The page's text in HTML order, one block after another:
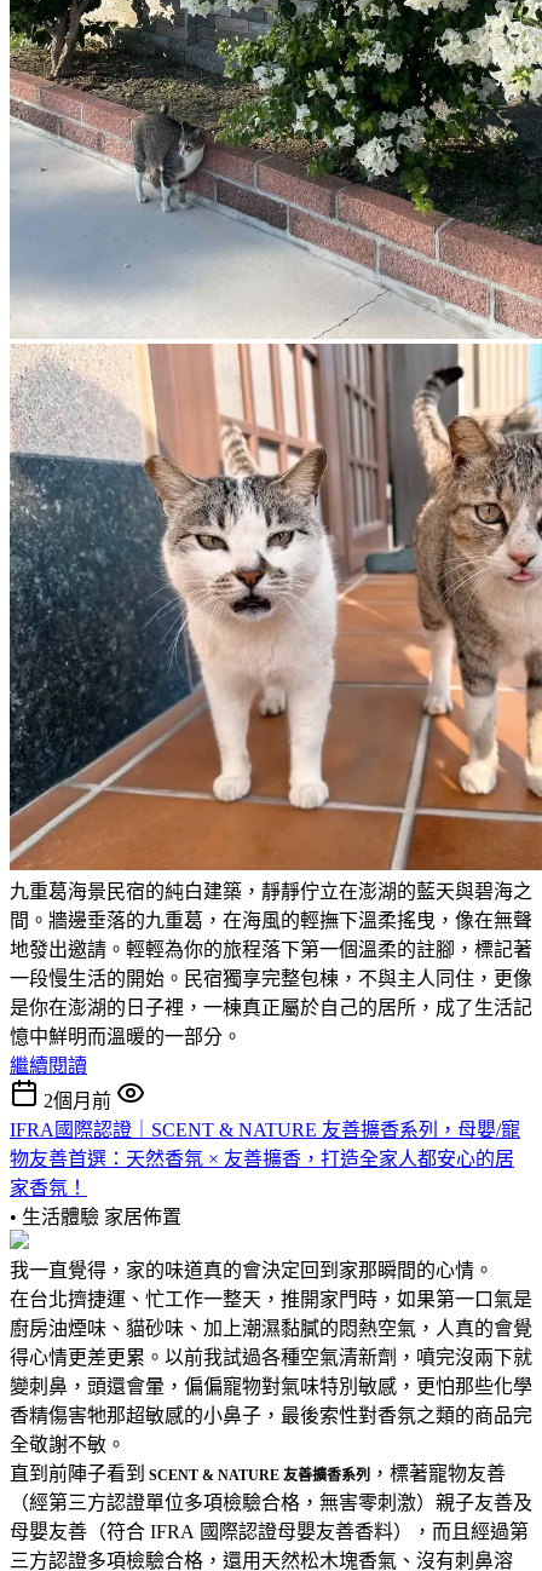
九重葛海景民宿的純白建築，靜靜佇立在澎湖的藍天與碧海之
間。牆邊垂落的九重葛，在海風的輕撫下溫柔搖曳，像在無聲
地發出邀請。輕輕為你的旅程落下第一個溫柔的註腳，標記著
一段慢生活的開始。民宿獨享完整包棟，不與主人同住，更像
是你在澎湖的日子裡，一棟真正屬於自己的居所，成了生活記
憶中鮮明而溫暖的一部分。
繼續閱讀
2個月前
IFRA國際認證｜SCENT & NATURE 友善擴香系列，母嬰/寵
物友善首選：天然香氛 × 友善擴香，打造全家人都安心的居
家香氛！
• 生活體驗 家居佈置
我一直覺得，家的味道真的會決定回到家那瞬間的心情。
在台北擠捷運、忙工作一整天，推開家門時，如果第一口氣是
廚房油煙味、貓砂味、加上潮濕黏膩的悶熱空氣，人真的會覺
得心情更差更累。以前我試過各種空氣清新劑，噴完沒兩下就
變刺鼻，頭還會暈，偏偏寵物對氣味特別敏感，更怕那些化學
香精傷害牠那超敏感的小鼻子，最後索性對香氛之類的商品完
全敬謝不敏。
直到前陣子看到 SCENT & NATURE 友善擴香系列 ，標著寵物友善
（經第三方認證單位多項檢驗合格，無害零刺激）親子友善及
母嬰友善（符合 IFRA 國際認證母嬰友善香料），而且經過第
三方認證多項檢驗合格，還用天然松木塊香氣、沒有刺鼻溶